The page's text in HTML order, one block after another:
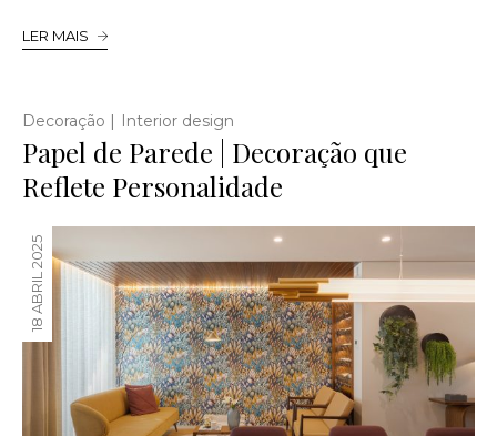
LER MAIS
Decoração | Interior design
Papel de Parede | Decoração que
Reflete Personalidade
18 ABRIL 2025